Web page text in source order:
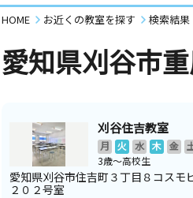
HOME お近くの教室を探す 検索結果
愛知県刈谷市
刈谷住吉教室
月 火 水 木 金
3歳～高校生
愛知県刈谷市住吉町３丁目８コスモ
２０２号室